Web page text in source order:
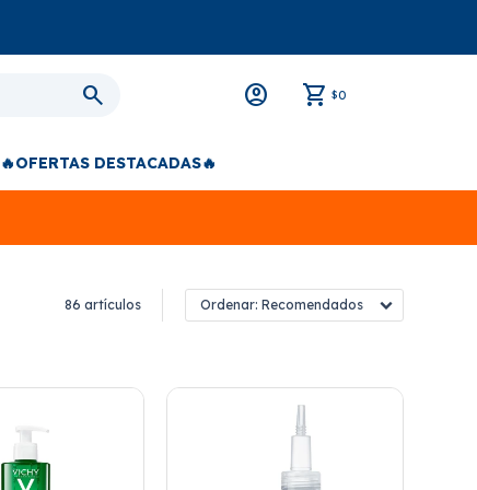
$0
🔥OFERTAS DESTACADAS🔥
86 artículos Recomendados